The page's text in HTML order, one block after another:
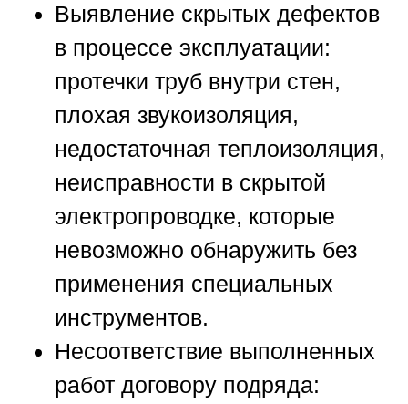
Выявление скрытых дефектов
в процессе эксплуатации:
протечки труб внутри стен,
плохая звукоизоляция,
недостаточная теплоизоляция,
неисправности в скрытой
электропроводке, которые
невозможно обнаружить без
применения специальных
инструментов.
Несоответствие выполненных
работ договору подряда: